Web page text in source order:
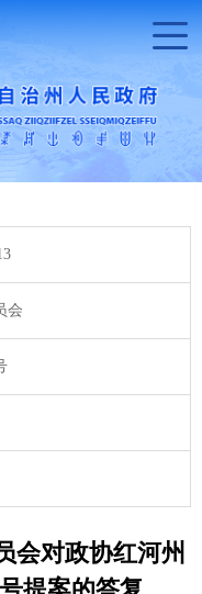
会
会对政协红河州